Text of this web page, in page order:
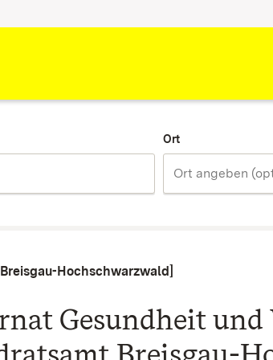
Ort
Hochschwarzwald]
Gesundheit und